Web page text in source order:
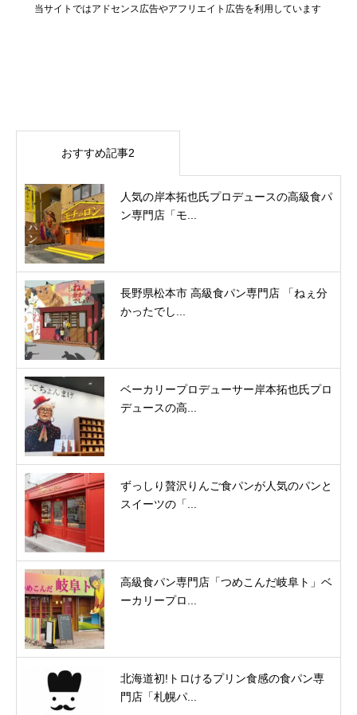
当サイトではアドセンス広告やアフリエイト広告を利用しています
おすすめ記事2
人気の岸本拓也氏プロデュースの高級食パ
ン専門店「モ...
長野県松本市 高級食パン専門店 「ねぇ分
かったでし...
ベーカリープロデューサー岸本拓也氏プロ
デュースの高...
ずっしり贅沢りんご食パンが人気のパンと
スイーツの「...
高級食パン専門店「つめこんだ岐阜ト」ベ
ーカリープロ...
北海道初!トロけるプリン⾷感の⾷パン専
⾨店「札幌パ...